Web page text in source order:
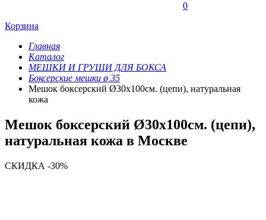
0
Корзина
Главная
Каталог
МЕШКИ И ГРУШИ ДЛЯ БОКСА
Боксерские мешки ø 35
Мешок боксерский Ø30х100см. (цепи), натуральная
кожа
Мешок боксерский Ø30х100см. (цепи),
натуральная кожа в Москве
СКИДКА -30%